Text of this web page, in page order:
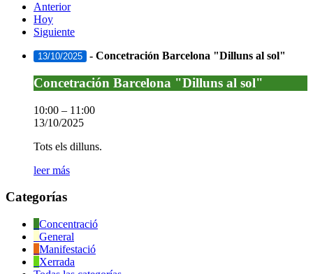
Anterior
Hoy
Siguiente
13/10/2025 - Concetración Barcelona "Dilluns al sol"
Concetración
Barcelona
"Dilluns
al
Concetración Barcelona "Dilluns al sol"
10:00 – 11:00
13/10/2025
Tots els dilluns.
leer más
Categorías
Concentració
General
Manifestació
Xerrada